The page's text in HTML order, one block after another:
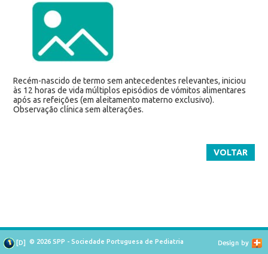
Recém-nascido de termo sem antecedentes relevantes, iniciou
às 12 horas de vida múltiplos episódios de vómitos alimentares
após as refeições (em aleitamento materno exclusivo).
Observação clínica sem alterações.
VOLTAR
[D] © 2026 SPP - Sociedade Portuguesa de Pediatria